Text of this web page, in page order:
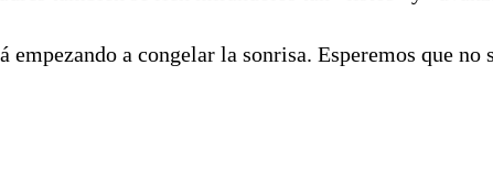
a congelar la sonrisa. Esperemos que no